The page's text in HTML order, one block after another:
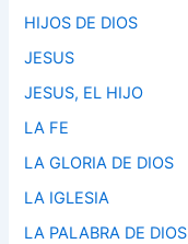
HIJOS DE DIOS
JESUS
JESUS, EL HIJO
LA FE
LA GLORIA DE DIOS
LA IGLESIA
LA PALABRA DE DIOS